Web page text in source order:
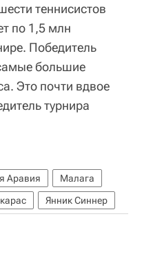
теннисистов
по 1,5 млн
Победитель
большие
Это почти вдвое
турнира
Аравия
Малага
Янник Синнер